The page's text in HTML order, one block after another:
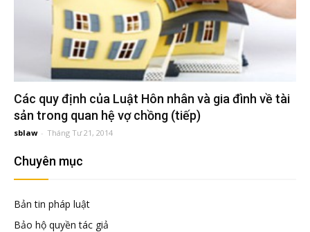
Các quy định của Luật Hôn nhân và gia đình về tài
sản trong quan hệ vợ chồng (tiếp)
sblaw - Tháng Tư 21, 2014
Chuyên mục
Bản tin pháp luật
Bảo hộ quyền tác giả